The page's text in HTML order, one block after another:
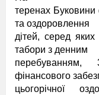
теренах Буковини
та оздоровлення
дітей, серед
табори з денним
фінансового
цьогорічної